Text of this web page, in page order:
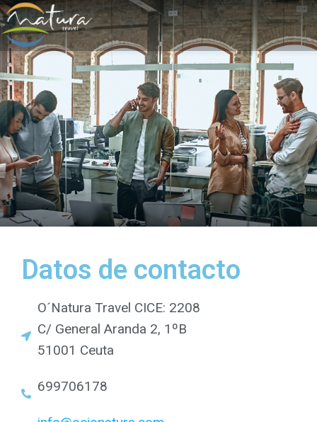
Datos de contacto
O´Natura Travel CICE: 2208
C/ General Aranda 2, 1ºB
51001 Ceuta
699706178